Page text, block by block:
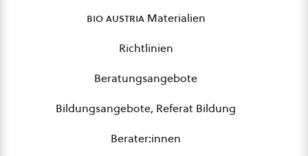
bio austriaMaterialien
Richtlinien
Beratungsangebote
Bildungsangebote, Referat Bildung
Berater:innen